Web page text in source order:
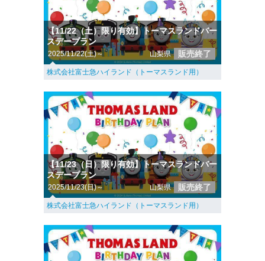
【11/22（土）限り有効】トーマスランドバー
スデープラン
2025/11/22(土)～ 山梨県 販売終了
株式会社富士急ハイランド（トーマスランド用）
【11/23（日）限り有効】トーマスランドバー
スデープラン
2025/11/23(日)～ 山梨県 販売終了
株式会社富士急ハイランド（トーマスランド用）